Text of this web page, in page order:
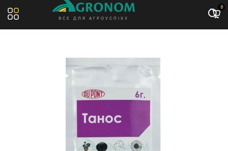
ВСЕ ДЛЯ АГРОУСПІХУ
0